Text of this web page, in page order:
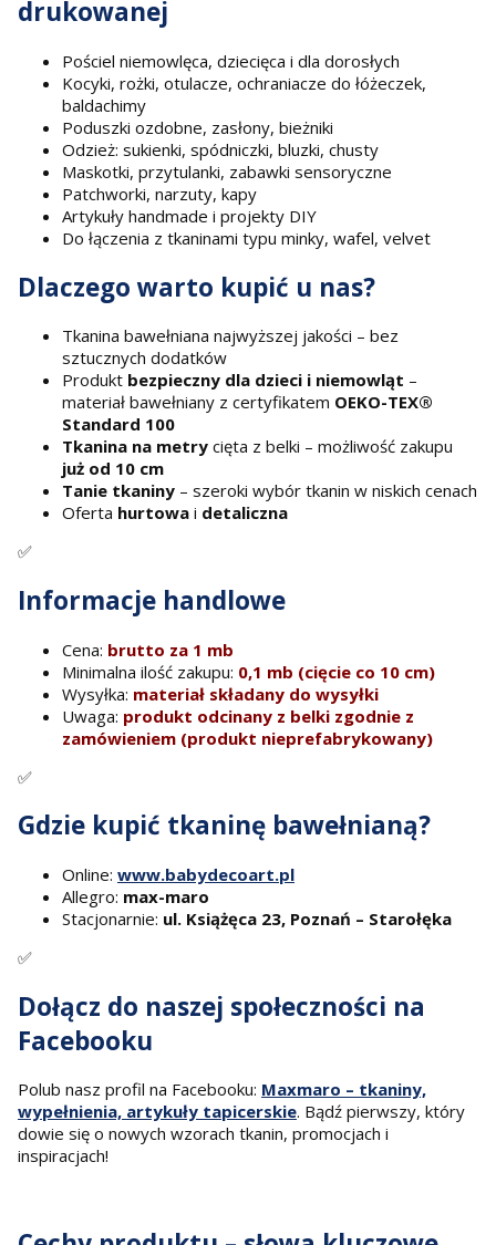
drukowanej
Pościel niemowlęca, dziecięca i dla dorosłych
Kocyki, rożki, otulacze, ochraniacze do łóżeczek,
baldachimy
Poduszki ozdobne, zasłony, bieżniki
Odzież: sukienki, spódniczki, bluzki, chusty
Maskotki, przytulanki, zabawki sensoryczne
Patchworki, narzuty, kapy
Artykuły handmade i projekty DIY
Do łączenia z tkaninami typu minky, wafel, velvet
Dlaczego warto kupić u nas?
Tkanina bawełniana najwyższej jakości – bez
sztucznych dodatków
Produkt bezpieczny dla dzieci i niemowląt –
materiał bawełniany z certyfikatem OEKO-TEX®
Standard 100
Tkanina na metry cięta z belki – możliwość zakupu
już od 10 cm
Tanie tkaniny – szeroki wybór tkanin w niskich cenach
Oferta hurtowa i detaliczna
✅
Informacje handlowe
Cena: brutto za 1 mb
Minimalna ilość zakupu: 0,1 mb (cięcie co 10 cm)
Wysyłka: materiał składany do wysyłki
Uwaga: produkt odcinany z belki zgodnie z
zamówieniem (produkt nieprefabrykowany)
✅
Gdzie kupić tkaninę bawełnianą?
Online: www.babydecoart.pl
Allegro: max-maro
Stacjonarnie: ul. Książęca 23, Poznań – Starołęka
✅
Dołącz do naszej społeczności na
Facebooku
Polub nasz profil na Facebooku: Maxmaro – tkaniny,
wypełnienia, artykuły tapicerskie. Bądź pierwszy, który
dowie się o nowych wzorach tkanin, promocjach i
inspiracjach!